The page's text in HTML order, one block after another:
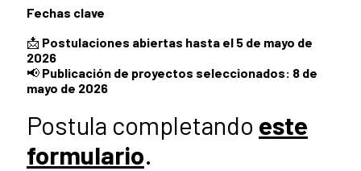
Fechas clave
📩 Postulaciones abiertas hasta el 5 de mayo de
2026
📢 Publicación de proyectos seleccionados: 8 de
mayo de 2026
Postula completando este
formulario.